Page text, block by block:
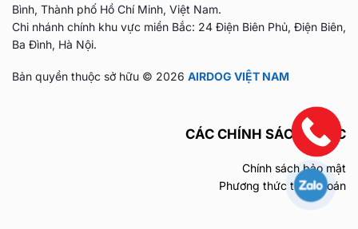
Bình, Thành phố Hồ Chí Minh, Việt Nam.
Chi nhánh chính khu vực miền Bắc: 24 Điện Biên Phủ, Điện Biên,
Ba Đình, Hà Nội.
Bản quyền thuộc sở hữu © 2026 AIRDOG VIỆT NAM
CÁC CHÍNH SÁCH KHÁC
Chính sách bảo mật
Phương thức thanh toán